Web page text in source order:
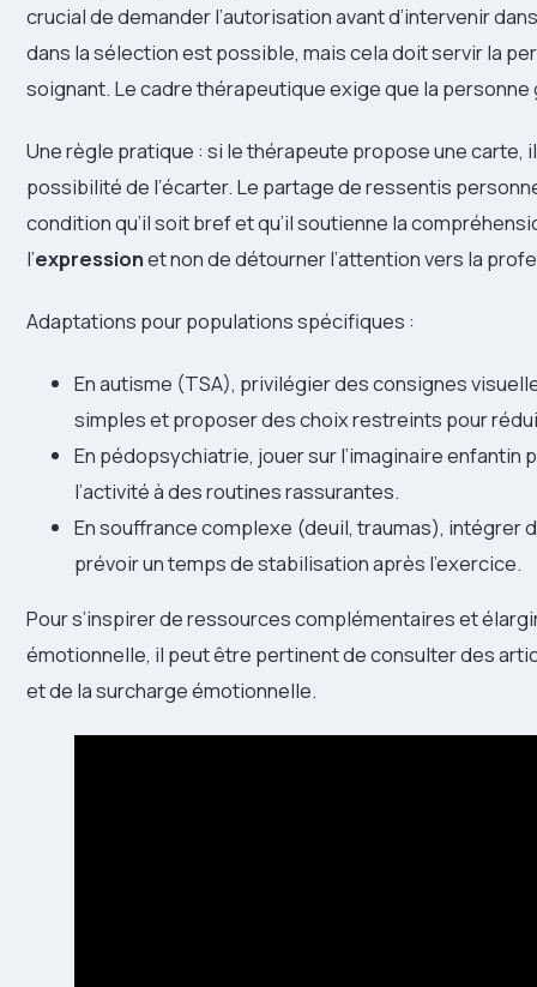
crucial de demander l’autorisation avant d’intervenir
dans la sélection est possible, mais cela doit servir la
soignant. Le cadre thérapeutique exige que la
Une règle pratique : si le thérapeute propose une carte,
possibilité de l’écarter. Le partage de ressentis
condition qu’il soit bref et qu’il soutienne la
l’expressionet non de détourner l’attention vers la
Adaptations pour populations spécifiques :
En autisme (TSA), privilégier des consignes
simples et proposer des choix restreints pour
En pédopsychiatrie, jouer sur l’imaginaire enfantin
l’activité à des routines rassurantes.
En souffrance complexe (deuil, traumas),
prévoir un temps de stabilisation après l’exercice.
Pour s’inspirer de ressources complémentaires et
émotionnelle, il peut être pertinent de consulter des
et de la surcharge émotionnelle.